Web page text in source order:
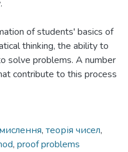
of students' basics of
thinking, the ability to
solve problems. A number
contribute to this process
, теорія чисел,
, proof problems